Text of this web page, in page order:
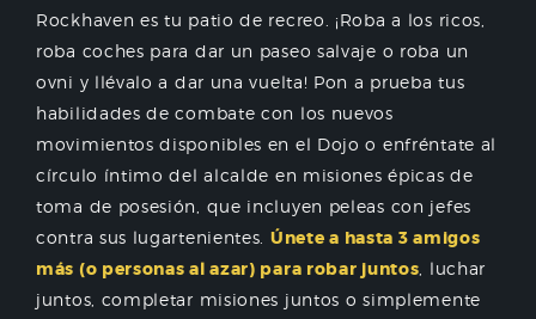
Rockhaven es tu patio de recreo. ¡Roba a los ricos,
roba coches para dar un paseo salvaje o roba un
ovni y llévalo a dar una vuelta! Pon a prueba tus
habilidades de combate con los nuevos
movimientos disponibles en el Dojo o enfréntate al
círculo íntimo del alcalde en misiones épicas de
toma de posesión, que incluyen peleas con jefes
contra sus lugartenientes. Únete a hasta 3 amigos
más (o personas al azar) para robar juntos , luchar
juntos, completar misiones juntos o simplemente